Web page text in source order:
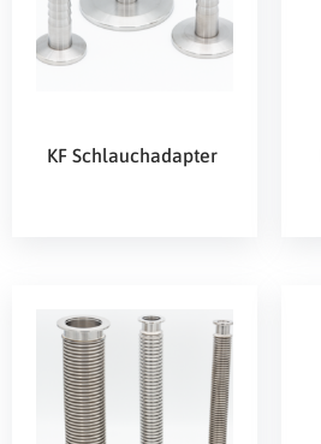
KF Schlauchadapter